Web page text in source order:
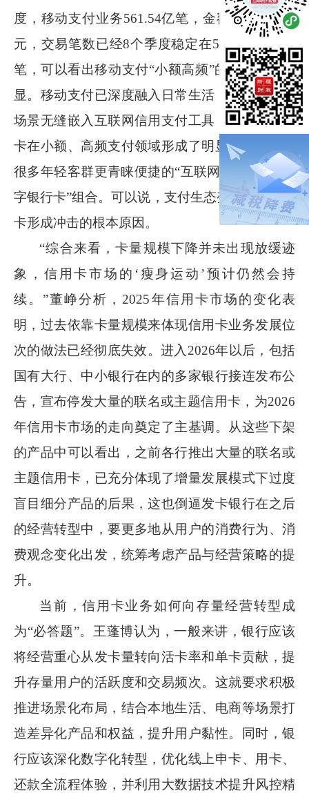
度，移动支付业务561.54亿笔，金额167.15万亿
元，交易笔数已经8个季度稳定在500亿至600亿
笔，可以看出移动支付“小额高频”的特点极为明
显。移动支付已深度融入日常生活，其依托支付
场景无缝嵌入互联网信用支付工具，对传统信用
卡在小额、高频支付领域形成了明显替代，而且
很多年轻客群更青睐便捷的“互联网信用支付
数
字银行卡”组合。可以说，支付生态变迁是对信用
卡形成冲击的根本原因。
“综合来看，卡量规模下降并未出现放缓迹
象，信用卡市场的‘瘦身运动’预计仍然会持
续。”董峥分析，2025年信用卡市场的变化表
明，过去依靠卡量规模来体现信用卡业务发展位
次的做法已经彻底失效。进入2026年以后，包括
国有大行、中小银行在内的多家银行接连发布公
告，宣布停发大量的联名或主题信用卡，为2026
年信用卡市场的走向奠定了主基调。从这些下架
的产品中可以看出，之前各行推出大量的联名或
主题信用卡，已充分体现了增量发展模式下过度
盲目细分产品的后果，这也倒逼发卡银行在之后
的经营转型中，要更多地从用户的消费行为、消
费观念变化出发，统筹考虑产品与经营策略的提
升。
当前，信用卡业务如何向存量经营转型成
为“必答题”。王蓬博认为，一般来讲，银行应该
将经营重心从发卡量转向活卡率和单卡贡献，提
升存量用户的活跃度和交易频次。这就要求积极
推进场景化布局，结合本地生活、电商等场景打
造差异化产品和权益，提升用户黏性。同时，银
行应该深化数字化转型，优化线上申卡、用卡、
还款全流程体验，并利用大数据技术提升风控精